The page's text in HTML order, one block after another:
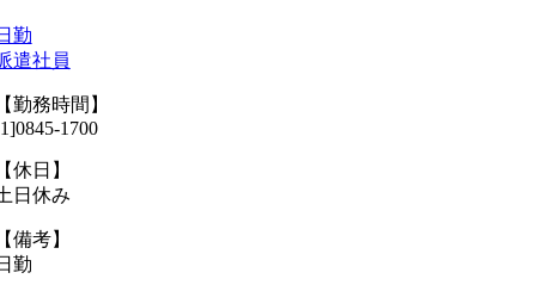
勤
遣社員
勤務時間】
1700
休日】
日休み
備考】
勤